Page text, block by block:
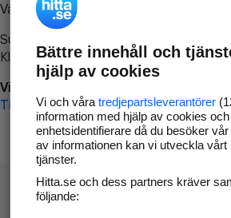
Vänligen försök med följande:
Surfa till
Klicka påTillbaka-knappen i
Vi beklagar besväret!
Till startsidan
Bättre innehåll och
hjälp av cookies
Vi och våra tredjepartsleverantörer
information med hjälp av cookies och
enhetsidentifierare då du besöker
av informationen kan vi utveckla vårt
tjänster.
Hitta.se och dess partners kräver
följande: